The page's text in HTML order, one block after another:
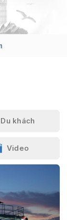
Du khách
Video